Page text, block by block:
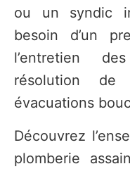
ou un syndic
besoin d’un
l’entretien
résolution de
évacuations
Découvrez
plomberie